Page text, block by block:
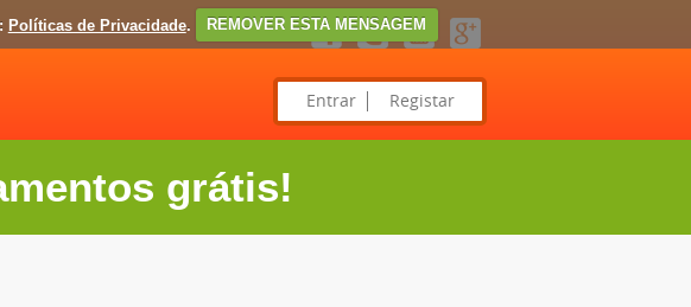
Políticas de Privacidade. REMOVER ESTA MENSAGEM
Entrar Registar
grátis!